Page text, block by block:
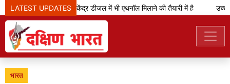
LATEST UPDATES
केजरीवाल का दावा- केंद्र डीजल में भी एथनॉल मिलाने की तैयारी में है उच्च
भारत